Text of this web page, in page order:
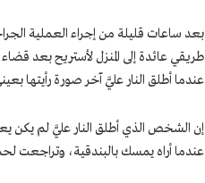
بعد ساعات قليلة من إجراء العملية
عندما أطلق النار عليَّ آخر صورة رأيتها
إن الشخص الذي أطلق النار عليَّ لم
عندما أراه يمسك بالبندقية، وتراجعت